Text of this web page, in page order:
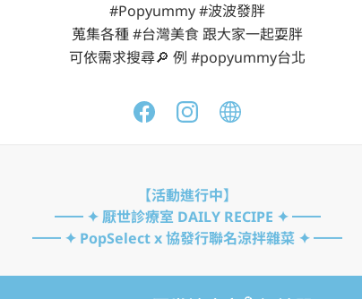
#Popyummy #波波發胖
蒐集各種 #台灣美食 跟大家一起耍胖
可依需求搜尋🔎 例 #popyummy台北
【活動進行中】
━━ ✦ 厭世診療室 DAILY RECIPE ✦ ━━
━━ ✦ PopSelect x 協發行聯名涼拌雜菜 ✦ ━━